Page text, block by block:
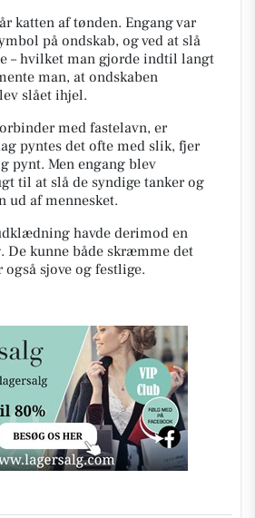
katten af tønden. Engang var
på ondskab, og ved at slå
– hvilket man gjorde indtil langt
man, at ondskaben
slået ihjel.
med fastelavn, er
pyntes det ofte med slik, fjer
pynt. Men engang blev
til at slå de syndige tanker og
ud af mennesket.
havde derimod en
De kunne både skræmme det
sjove og festlige.